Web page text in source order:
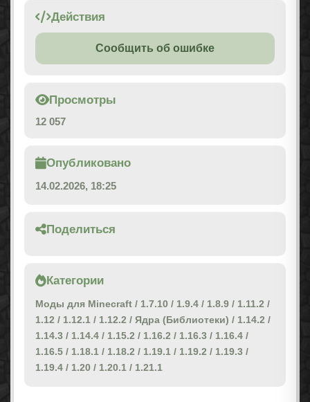
Действия
Сообщить об ошибке
Просмотры
12 057
Опубликовано
14.02.2026, 18:25
Поделиться
Категории
Моды для Minecraft / 1.7.10 / 1.9.4 / 1.8.9 / 1.11.2 /
1.12 / 1.12.1 / 1.12.2 / Ядра (Библиотеки) / 1.14.2 /
1.14.3 / 1.14.4 / 1.15.2 / 1.16.2 / 1.16.3 / 1.16.4 /
1.16.5 / 1.18.1 / 1.18.2 / 1.19.1 / 1.19.2 / 1.19.3 /
1.19.4 / 1.20 / 1.20.1 / 1.21.1